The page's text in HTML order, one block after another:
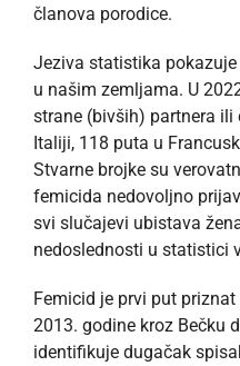
članova porodice.
Jeziva statistika
u našim zemljama. U
strane (bivših) partnera
Italiji, 118 puta u
Stvarne brojke su
femicida nedovoljno
svi slučajevi ubistava
nedoslednosti u statistici
Femicid je prvi put
2013. godine kroz Bečku
identifikuje dugačak